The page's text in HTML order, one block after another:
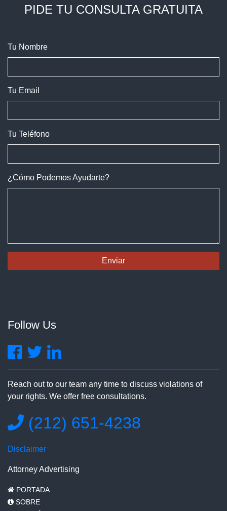
PIDE TU CONSULTA GRATUITA
Tu Nombre
Tu Email
Tu Teléfono
¿Cómo Podemos Ayudarte?
PORTADA
SOBRE
Follow Us
Reach out to our team any time to discuss violations of
your rights. We offer free consultations.
(212) 651-4238
Disclaimer
Attorney Advertising